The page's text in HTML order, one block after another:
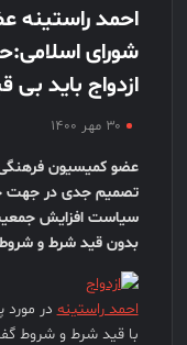
احمد
شورای
ازدواج باید
۳۰ مهر ۱۴۰۰
عضو کمیسیون
تصمیم جدی در جهت
بدون قید شرط و
احمد راستینه
با قید شرط و شروط